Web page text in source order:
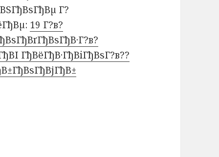
Г?
19 Г?в?
ГђВёГђВ·ГђВіГђВѕГ?в??